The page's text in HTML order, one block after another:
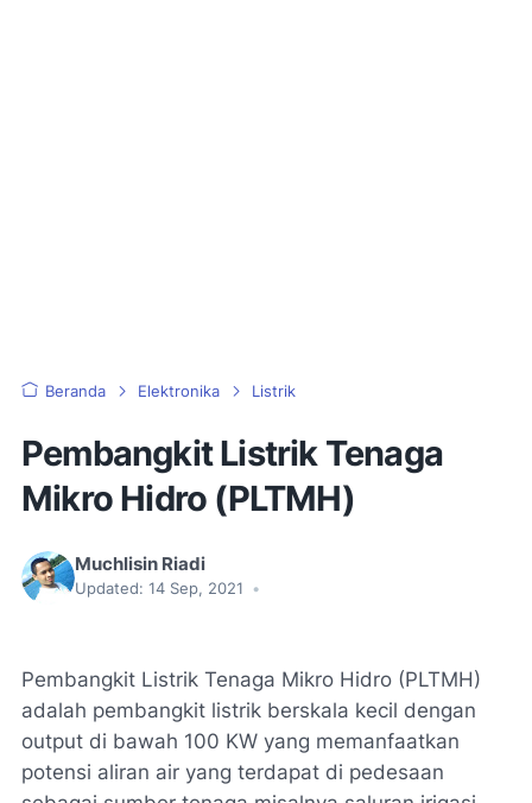
Beranda Elektronika Listrik
Pembangkit Listrik Tenaga
Mikro Hidro (PLTMH)
Muchlisin Riadi
Updated: 14 Sep, 2021 •
Pembangkit Listrik Tenaga Mikro Hidro (PLTMH)
adalah pembangkit listrik berskala kecil dengan
output di bawah 100 KW yang memanfaatkan
potensi aliran air yang terdapat di pedesaan